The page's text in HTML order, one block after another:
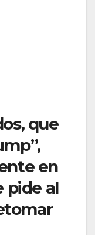
que
en
pide al